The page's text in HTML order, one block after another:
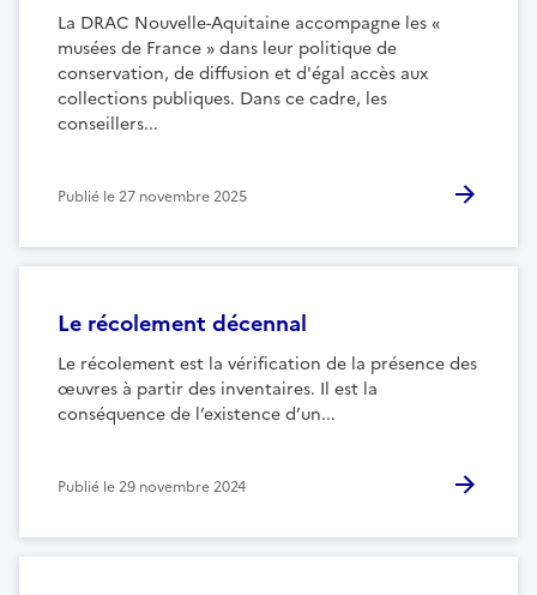
La DRAC Nouvelle-Aquitaine accompagne les «
musées de France » dans leur politique de
conservation, de diffusion et d'égal accès aux
collections publiques. Dans ce cadre, les
conseillers...
Publié le27 novembre 2025
Le récolement décennal
Le récolement est la vérification de la présence des
œuvres à partir des inventaires. Il est la
conséquence de l’existence d’un...
Publié le29 novembre 2024